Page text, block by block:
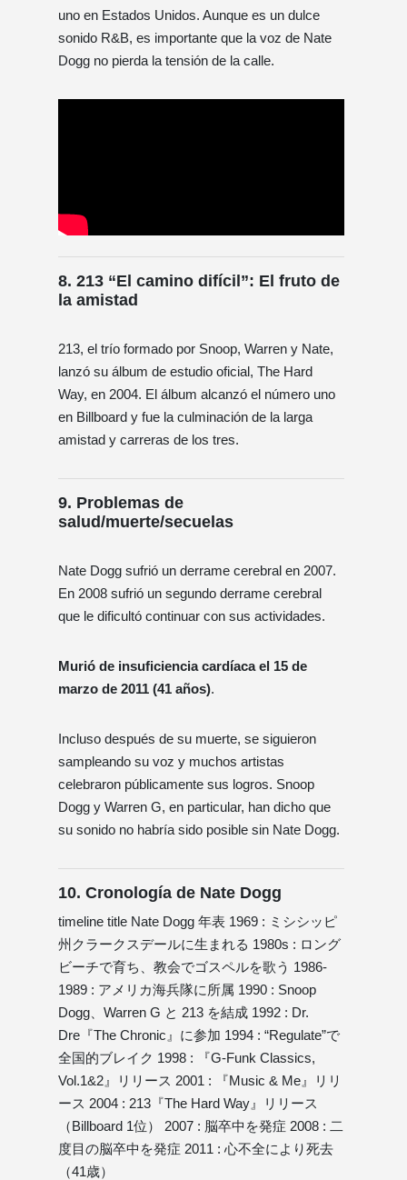
uno en Estados Unidos. Aunque es un dulce
sonido R&B, es importante que la voz de Nate
Dogg no pierda la tensión de la calle.
8. 213 “El camino difícil”: El fruto de
la amistad
213, el trío formado por Snoop, Warren y Nate,
lanzó su álbum de estudio oficial, The Hard
Way, en 2004. El álbum alcanzó el número uno
en Billboard y fue la culminación de la larga
amistad y carreras de los tres.
9. Problemas de
salud/muerte/secuelas
Nate Dogg sufrió un derrame cerebral en 2007.
En 2008 sufrió un segundo derrame cerebral
que le dificultó continuar con sus actividades.
Murió de insuficiencia cardíaca el 15 de
marzo de 2011 (41 años).
Incluso después de su muerte, se siguieron
sampleando su voz y muchos artistas
celebraron públicamente sus logros. Snoop
Dogg y Warren G, en particular, han dicho que
su sonido no habría sido posible sin Nate Dogg.
10. Cronología de Nate Dogg
timeline title Nate Dogg 年表 1969 : ミシシッピ
州クラークスデールに生まれる 1980s : ロング
ビーチで育ち、教会でゴスペルを歌う 1986-
1989 : アメリカ海兵隊に所属 1990 : Snoop
Dogg、Warren G と 213 を結成 1992 : Dr.
Dre『The Chronic』に参加 1994 : “Regulate”で
全国的ブレイク 1998 : 『G-Funk Classics,
Vol.1&2』リリース 2001 : 『Music & Me』リリ
ース 2004 : 213『The Hard Way』リリース
（Billboard 1位） 2007 : 脳卒中を発症 2008 : 二
度目の脳卒中を発症 2011 : 心不全により死去
（41歳）